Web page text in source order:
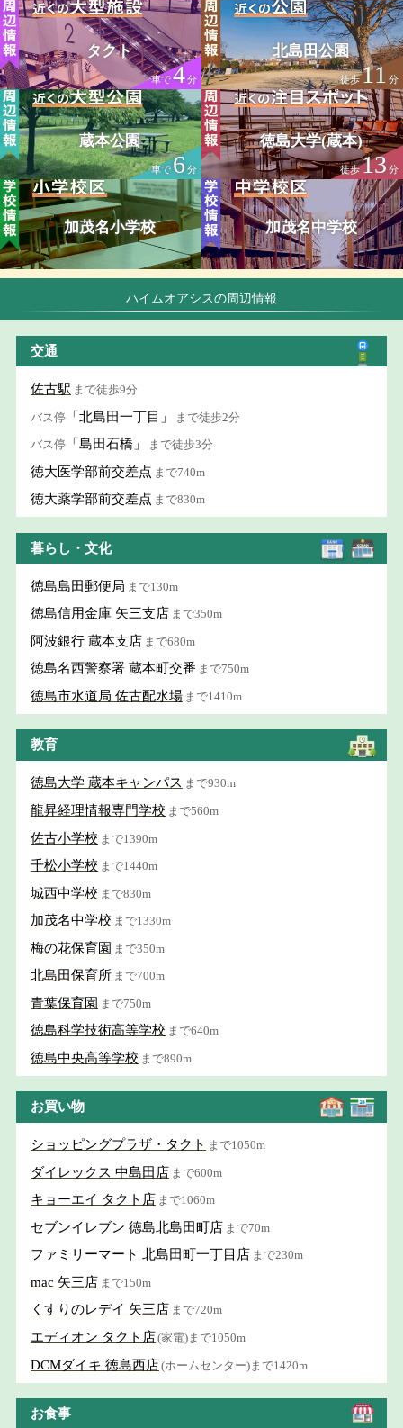
タクト
車で4分
北島田公園
徒歩11 分
蔵本公園
車で6分
徳島大学(蔵本)
徒歩13分
加茂名小学校 加茂名中学校
ハイムオアシスの周辺情報
交通
佐古駅 まで徒歩9分
バス停 「北島田一丁目」 まで徒歩2分
バス停 「島田石橋」 まで徒歩3分
徳大医学部前交差点 まで740m
徳大薬学部前交差点 まで830m
暮らし・文化
徳島島田郵便局 まで130m
徳島信用金庫 矢三支店 まで350m
阿波銀行 蔵本支店 まで680m
徳島名西警察署 蔵本町交番 まで750m
徳島市水道局 佐古配水場 まで1410m
教育
徳島大学 蔵本キャンパス まで930m
龍昇経理情報専門学校 まで560m
佐古小学校 まで1390m
千松小学校 まで1440m
城西中学校 まで830m
加茂名中学校 まで1330m
梅の花保育園 まで350m
北島田保育所 まで700m
青葉保育園 まで750m
徳島科学技術高等学校 まで640m
徳島中央高等学校 まで890m
お買い物
ショッピングプラザ・タクト まで1050m
ダイレックス 中島田店 まで600m
キョーエイ タクト店 まで1060m
セブンイレブン 徳島北島田町店 まで70m
ファミリーマート 北島田町一丁目店 まで230m
mac 矢三店 まで150m
くすりのレデイ 矢三店 まで720m
エディオン タクト店(家電)まで1050m
DCMダイキ 徳島西店(ホームセンター)まで1420m
お食事